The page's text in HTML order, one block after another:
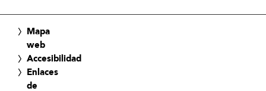
Mapa
web
Accesibilidad
Enlaces
de